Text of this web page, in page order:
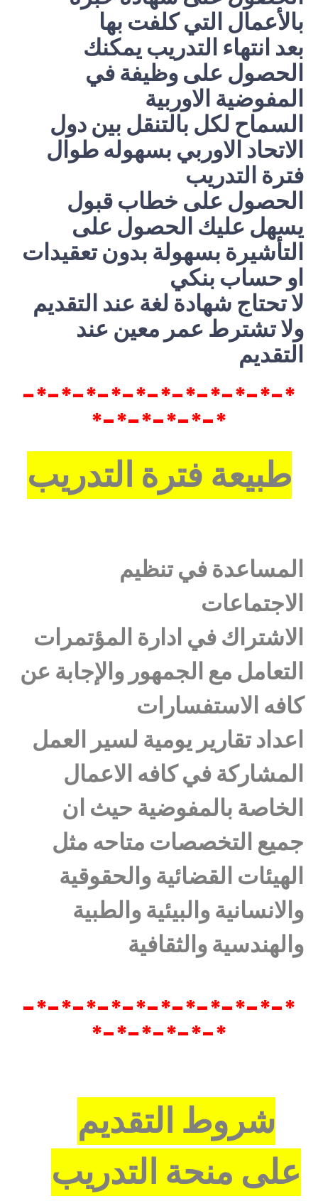
بالأعمال التي كلفت بها
بعد انتهاء التدريب يمكنك
الحصول على وظيفة في
المفوضية الاوربية
السماح لكل بالتنقل بين دول
الاتحاد الاوربي بسهوله طوال
فترة التدريب
الحصول على خطاب قبول
يسهل عليك الحصول على
التأشيرة بسهولة بدون تعقيدات
او حساب بنكي
لا تحتاج شهادة لغة عند التقديم
ولا تشترط عمر معين عند
التقديم
*-*-*-*-*-*-*-*-*-*-*-
*-*-*-*-*-*
طبيعة فترة التدريب
المساعدة في تنظيم
الاجتماعات
الاشتراك في ادارة المؤتمرات
التعامل مع الجمهور والإجابة عن
كافه الاستفسارات
اعداد تقارير يومية لسير العمل
المشاركة في كافه الاعمال
الخاصة بالمفوضية حيث ان
جميع التخصصات متاحه مثل
الهيئات القضائية والحقوقية
والانسانية والبيئية والطبية
والهندسية والثقافية
*-*-*-*-*-*-*-*-*-*-*-
*-*-*-*-*-*
شروط التقديم
على منحة التدريب